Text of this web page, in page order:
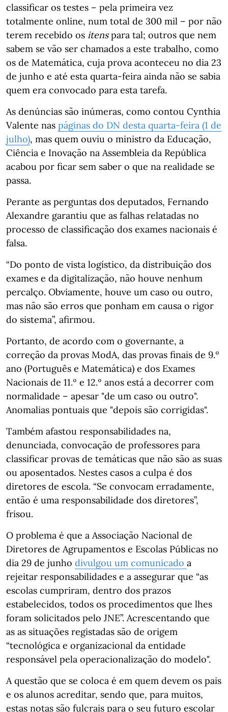
classificar os testes – pela primeira vez
totalmente online, num total de 300 mil – por não
terem recebido os itenspara tal; outros que nem
sabem se vão ser chamados a este trabalho, como
os de Matemática, cuja prova aconteceu no dia 23
de junho e até esta quarta-feira ainda não se sabia
quem era convocado para esta tarefa.
As denúncias são inúmeras, como contou Cynthia
Valente nas páginas do DN desta quarta-feira (1 de
julho), mas quem ouviu o ministro da Educação,
Ciência e Inovação na Assembleia da República
acabou por ficar sem saber o que na realidade se
passa.
Perante as perguntas dos deputados, Fernando
Alexandre garantiu que as falhas relatadas no
processo de classificação dos exames nacionais é
falsa.
“Do ponto de vista logístico, da distribuição dos
exames e da digitalização, não houve nenhum
percalço. Obviamente, houve um caso ou outro,
mas não são erros que ponham em causa o rigor
do sistema”, afirmou.
Portanto, de acordo com o governante, a
correção da provas ModA, das provas finais de 9.º
ano (Português e Matemática) e dos Exames
Nacionais de 11.º e 12.º anos está a decorrer com
normalidade – apesar "de um caso ou outro".
Anomalias pontuais que "depois são corrigidas".
Também afastou responsabilidades na,
denunciada, convocação de professores para
classificar provas de temáticas que não são as suas
ou aposentados. Nestes casos a culpa é dos
diretores de escola. “Se convocam erradamente,
então é uma responsabilidade dos diretores”,
frisou.
O problema é que a Associação Nacional de
Diretores de Agrupamentos e Escolas Públicas no
dia 29 de junho divulgou um comunicado a
rejeitar responsabilidades e a assegurar que “as
escolas cumpriram, dentro dos prazos
estabelecidos, todos os procedimentos que lhes
foram solicitados pelo JNE”. Acrescentando que
as as situações registadas são de origem
“tecnológica e organizacional da entidade
responsável pela operacionalização do modelo".
A questão que se coloca é em quem devem os pais
e os alunos acreditar, sendo que, para muitos,
estas notas são fulcrais para o seu futuro escolar